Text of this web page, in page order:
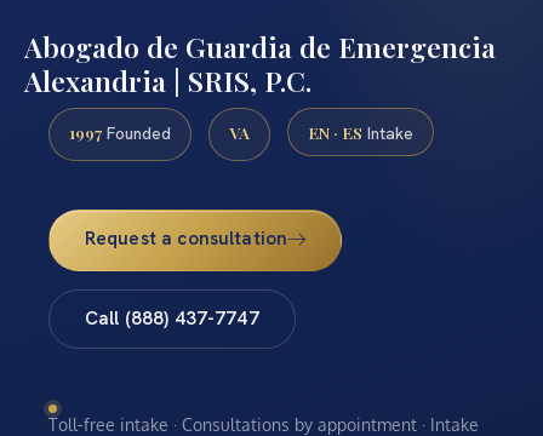
Abogado de Guardia de Emergencia
Alexandria | SRIS, P.C.
1997 Founded VA EN · ES Intake
Request a consultation
Call (888) 437-7747
Toll-free intake · Consultations by appointment · Intake